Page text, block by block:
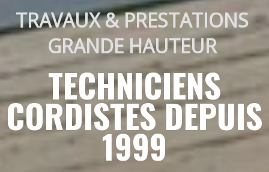
TRAVAUX & PRESTATIONS
GRANDE HAUTEUR
TECHNICIENS
CORDISTES DEPUIS
1999